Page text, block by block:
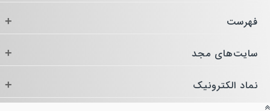
فهرست +
سایت‌های مجد +
نماد الکترونیک +